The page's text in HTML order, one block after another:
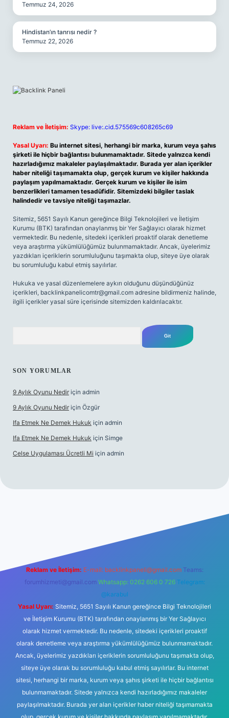
Temmuz 24, 2026
Hindistan’ın tanrısı nedir ?
Temmuz 22, 2026
Reklam ve İletişim: Skype: live:.cid.575569c608265c69
Yasal Uyarı: Bu internet sitesi, herhangi bir marka, kurum veya şahıs
şirketi ile hiçbir bağlantısı bulunmamaktadır. Sitede yalnızca kendi
hazırladığımız makaleler paylaşılmaktadır. Burada yer alan içerikler
haber niteliği taşımamakta olup, gerçek kurum ve kişiler hakkında
paylaşım yapılmamaktadır. Gerçek kurum ve kişiler ile isim
benzerlikleri tamamen tesadüfidir. Sitemizdeki bilgiler taslak
halindedir ve tavsiye niteliği taşımazlar.
Sitemiz, 5651 Sayılı Kanun gereğince Bilgi Teknolojileri ve İletişim
Kurumu (BTK) tarafından onaylanmış bir Yer Sağlayıcı olarak hizmet
vermektedir. Bu nedenle, sitedeki içerikleri proaktif olarak denetleme
veya araştırma yükümlülüğümüz bulunmamaktadır. Ancak, üyelerimiz
yazdıkları içeriklerin sorumluluğunu taşımakta olup, siteye üye olarak
bu sorumluluğu kabul etmiş sayılırlar.
Hukuka ve yasal düzenlemelere aykırı olduğunu düşündüğünüz
içerikleri, backlinkpanelicomtr@gmail.com adresine bildirmeniz halinde,
ilgili içerikler yasal süre içerisinde sitemizden kaldırılacaktır.
SON YORUMLAR
9 Aylık Oyunu Nedir için admin
9 Aylık Oyunu Nedir için Özgür
Ifa Etmek Ne Demek Hukuk için admin
Ifa Etmek Ne Demek Hukuk için Simge
Celse Uygulaması Ücretli Mi için admin
Reklam ve İletişim: E-mail: backlinkpaneli@gmail.com Teams:
forumhizmeti@gmail.com Whatsapp: 0262 606 0 726 Telegram:
@karabul
Yasal Uyarı: Sitemiz, 5651 Sayılı Kanun gereğince Bilgi Teknolojileri
ve İletişim Kurumu (BTK) tarafından onaylanmış bir Yer Sağlayıcı
olarak hizmet vermektedir. Bu nedenle, sitedeki içerikleri proaktif
olarak denetleme veya araştırma yükümlülüğümüz bulunmamaktadır.
Ancak, üyelerimiz yazdıkları içeriklerin sorumluluğunu taşımakta olup,
siteye üye olarak bu sorumluluğu kabul etmiş sayılırlar. Bu internet
sitesi, herhangi bir marka, kurum veya şahıs şirketi ile hiçbir bağlantısı
bulunmamaktadır. Sitede yalnızca kendi hazırladığımız makaleler
paylaşılmaktadır. Burada yer alan içerikler haber niteliği taşımamakta